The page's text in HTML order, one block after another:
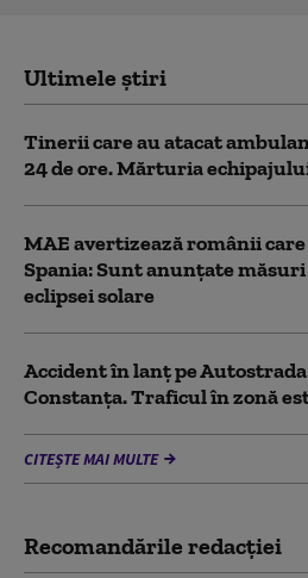
Ultimele știri
Tinerii care au atacat
24 de ore. Mărturia
MAE avertizează românii
Spania: Sunt anunțate
eclipsei solare
Accident în lanț pe
Constanța. Traficul în zonă
CITEȘTE MAI MULTE
Recomandările redacţiei